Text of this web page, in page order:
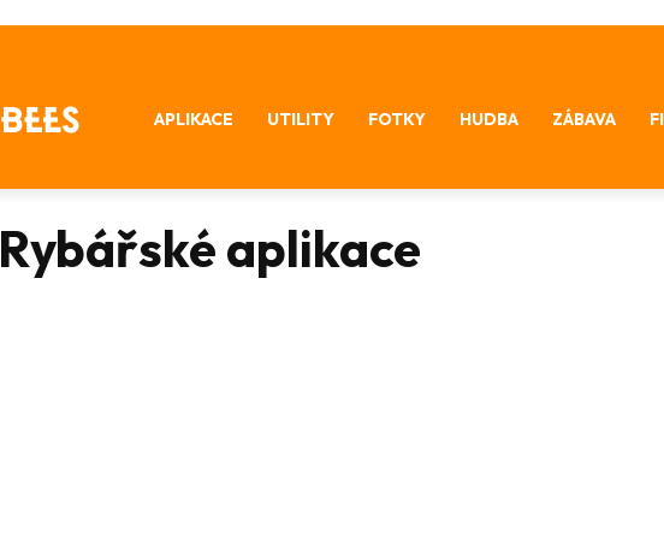
APLIKACE UTILITY FOTKY HUDBA ZÁBAVA
Rybářské aplikace